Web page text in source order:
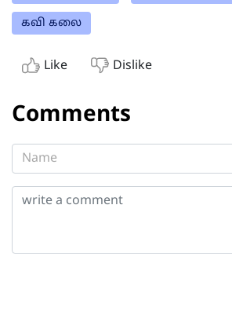
கவி கலை
Like Dislike
Comments